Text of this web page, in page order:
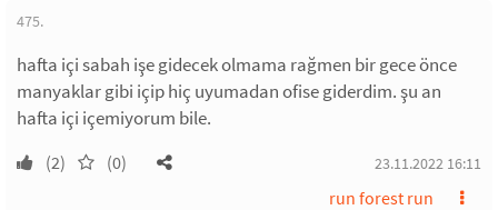
475.
hafta içi sabah işe gidecek olmama rağmen bir gece önce
manyaklar gibi içip hiç uyumadan ofise giderdim. şu an
hafta içi içemiyorum bile.
(2) (0) 23.11.2022 16:11
run forest run